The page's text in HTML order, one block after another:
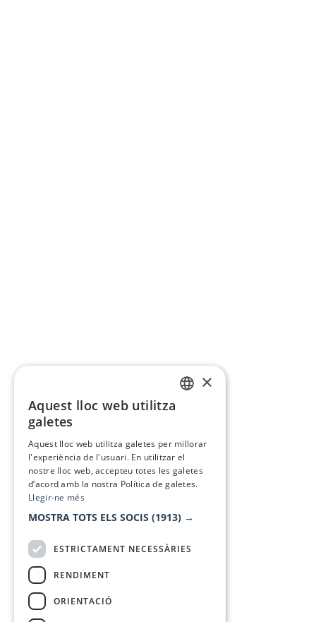
×
Aquest lloc web utilitza
galetes
Aquest lloc web utilitza galetes per millorar
l'experiència de l'usuari. En utilitzar el
nostre lloc web, accepteu totes les galetes
d’acord amb la nostra Política de galetes.
Llegir-ne més
MOSTRA TOTS ELS SOCIS (1913) →
ESTRICTAMENT NECESSÀRIES
RENDIMENT
ORIENTACIÓ